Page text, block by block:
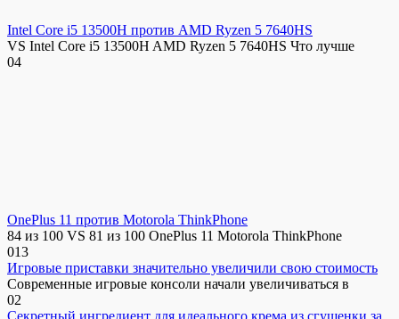
Intel Core i5 13500H против AMD Ryzen 5 7640HS
VS Intel Core i5 13500H AMD Ryzen 5 7640HS Что лучше
04
OnePlus 11 против Motorola ThinkPhone
84 из 100 VS 81 из 100 OnePlus 11 Motorola ThinkPhone
013
Игровые приставки значительно увеличили свою стоимость
Современные игровые консоли начали увеличиваться в
02
Секретный ингредиент для идеального крема из сгущенки за